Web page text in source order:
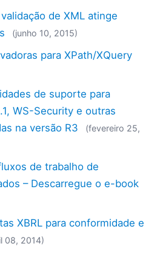
de XML atinge
(junho 10, 2015)
para XPath/XQuery
de suporte para
WS-Security e outras
na versão R3
(fevereiro 25,
de trabalho de
– Descarregue o e-book
XBRL para conformidade e
08, 2014)